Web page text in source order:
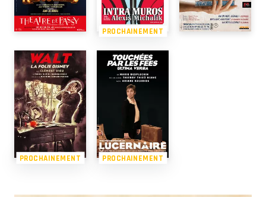
PROCHAINEMENT
PROCHAINEMENT PROCHAINEMENT